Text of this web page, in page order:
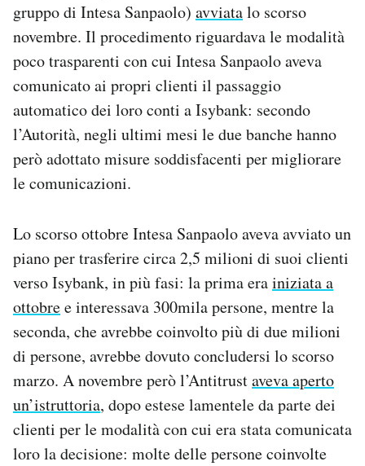
Hai bisogno di aiuto?
Esci
gruppo di Intesa Sanpaolo) avviatalo scorso
novembre. Il procedimento riguardava le modalità
poco trasparenti con cui Intesa Sanpaolo aveva
comunicato ai propri clienti il passaggio
automatico dei loro conti a Isybank: secondo
l’Autorità, negli ultimi mesi le due banche hanno
però adottato misure soddisfacenti per migliorare
le comunicazioni.
Lo scorso ottobre Intesa Sanpaolo aveva avviato un
piano per trasferire circa 2,5 milioni di suoi clienti
verso Isybank, in più fasi: la prima erainiziata a
ottobree interessava 300mila persone, mentre la
seconda, che avrebbe coinvolto più di due milioni
di persone, avrebbe dovuto concludersi lo scorso
marzo. A novembre però l’Antitrustaveva aperto
un’istruttoria, dopo estese lamentele da parte dei
clienti per le modalità con cui era stata comunicata
loro la decisione: molte delle persone coinvolte